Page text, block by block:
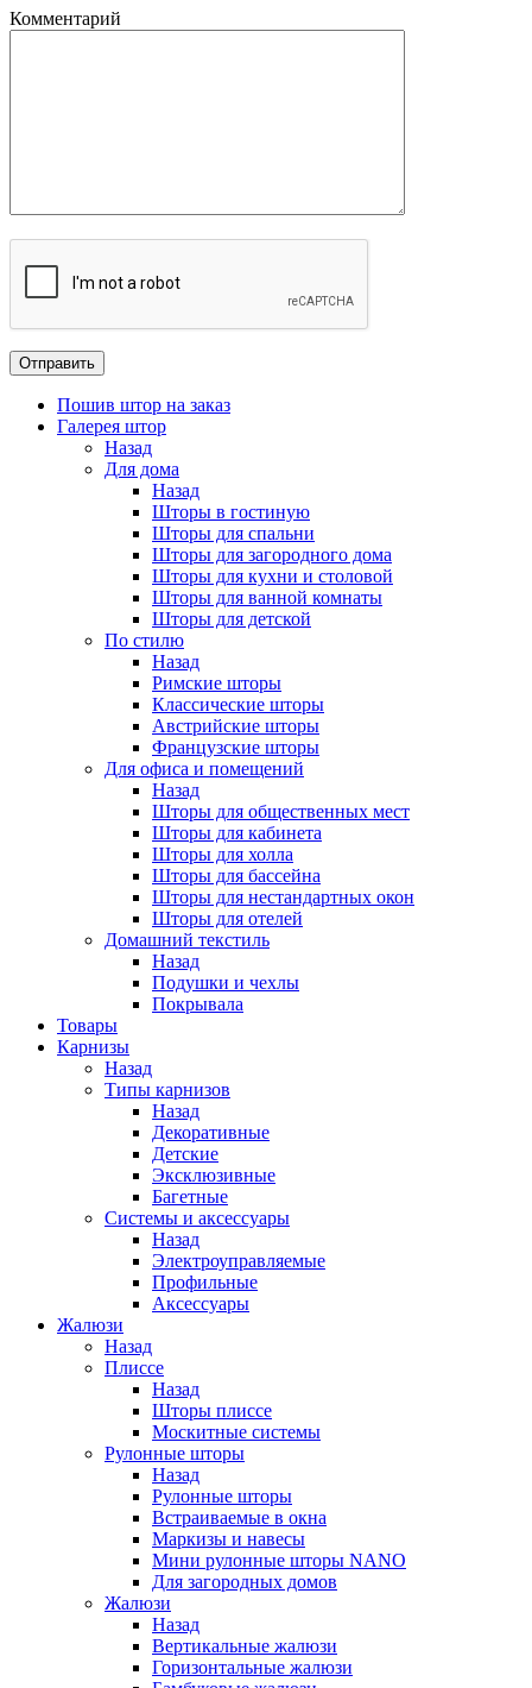
Комментарий
Пошив штор на заказ
Галерея штор
Назад
Для дома
Назад
Шторы в гостиную
Шторы для спальни
Шторы для загородного дома
Шторы для кухни и столовой
Шторы для ванной комнаты
Шторы для детской
По стилю
Назад
Римские шторы
Классические шторы
Австрийские шторы
Французские шторы
Для офиса и помещений
Назад
Шторы для общественных мест
Шторы для кабинета
Шторы для холла
Шторы для бассейна
Шторы для нестандартных окон
Шторы для отелей
Домашний текстиль
Назад
Подушки и чехлы
Покрывала
Товары
Карнизы
Назад
Типы карнизов
Назад
Декоративные
Детские
Эксклюзивные
Багетные
Системы и аксессуары
Назад
Электроуправляемые
Профильные
Аксессуары
Жалюзи
Назад
Плиссе
Назад
Шторы плиссе
Москитные системы
Рулонные шторы
Назад
Рулонные шторы
Встраиваемые в окна
Маркизы и навесы
Мини рулонные шторы NANO
Для загородных домов
Жалюзи
Назад
Вертикальные жалюзи
Горизонтальные жалюзи